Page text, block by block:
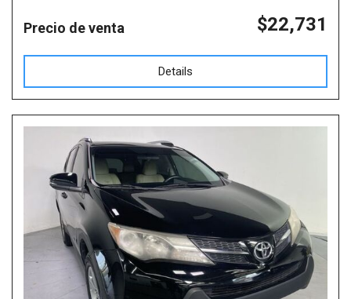
Precio de venta $22,731
Details